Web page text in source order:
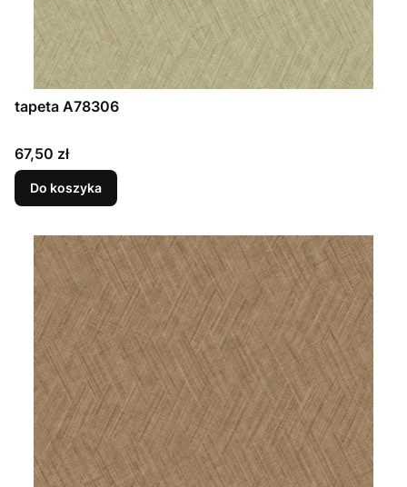
tapeta A78306
Cena
67,50 zł
Do koszyka